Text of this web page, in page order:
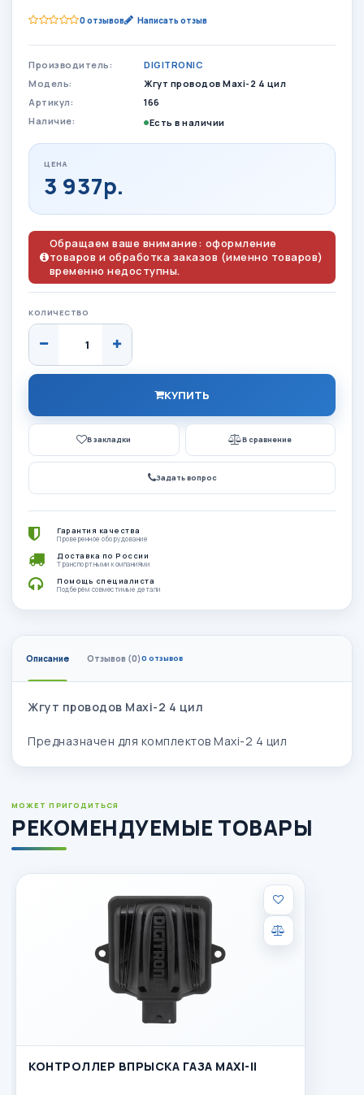
0 отзывов Написать отзыв
Производитель:
DIGITRONIC
Модель:
Жгут проводов Maxi-2 4 цил
Артикул:
166
Наличие:
Есть в наличии
ЦЕНА
3 937р.
Обращаем ваше внимание: оформление
товаров и обработка заказов (именно товаров)
временно недоступны.
КОЛИЧЕСТВО
КУПИТЬ
В закладки В сравнение
Задать вопрос
Гарантия качества
Проверенное оборудование
Доставка по России
Транспортными компаниями
Помощь специалиста
Подберём совместимые детали
Описание Отзывов (0)0 отзывов
Жгут проводов Maxi-2 4 цил​
Предназначен для комплектов Maxi-2 4 цил
МОЖЕТ ПРИГОДИТЬСЯ
РЕКОМЕНДУЕМЫЕ ТОВАРЫ
КОНТРОЛЛЕР ВПРЫСКА ГАЗА MAXI-II